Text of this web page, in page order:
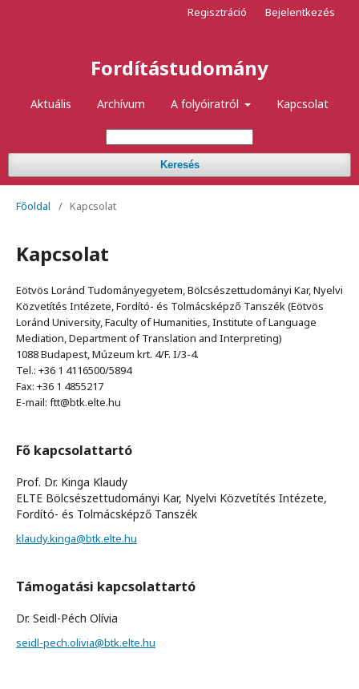
Fordítástudomány
Aktuális Archívum A folyóiratról Kapcsolat
Keresés
Regisztráció Bejelentkezés
Főoldal / Kapcsolat
Kapcsolat
Eötvös Loránd Tudományegyetem, Bölcsészettudományi Kar, Nyelvi
Közvetítés Intézete, Fordító- és Tolmácsképző Tanszék (Eötvös
Loránd University, Faculty of Humanities, Institute of Language
Mediation, Department of Translation and Interpreting)
1088 Budapest, Múzeum krt. 4/F. I/3-4.
Tel.: +36 1 4116500/5894
Fax: +36 1 4855217
E-mail: ftt@btk.elte.hu
Fő kapcsolattartó
Prof. Dr. Kinga Klaudy
ELTE Bölcsészettudományi Kar, Nyelvi Közvetítés Intézete,
Fordító- és Tolmácsképző Tanszék
klaudy.kinga@btk.elte.hu
Támogatási kapcsolattartó
Dr. Seidl-Péch Olívia
seidl-pech.olivia@btk.elte.hu